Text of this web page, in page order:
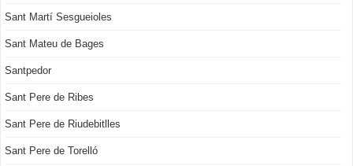
Sant Martí Sesgueioles
Sant Mateu de Bages
Santpedor
Sant Pere de Ribes
Sant Pere de Riudebitlles
Sant Pere de Torelló